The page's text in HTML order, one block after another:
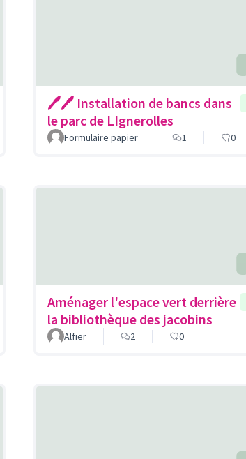
🖊🖊 Installation de bancs dans
le parc de LIgnerolles
Formulaire papier 1 0
Aménager l'espace vert derrière
la bibliothèque des jacobins
Alfier 2 0